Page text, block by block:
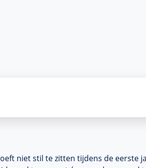
niet stil te zitten tijdens de eerste